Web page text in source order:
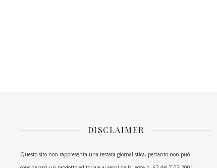
DISCLAIMER
Questo sito non rappresenta una testata giornalistica, pertanto non può